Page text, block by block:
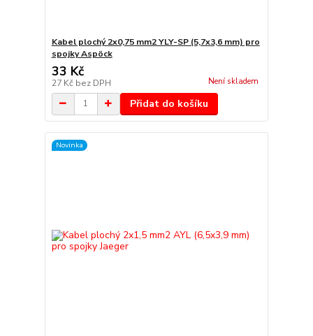
Kabel plochý 2x0,75 mm2 YLY-SP (5,7x3,6 mm) pro
spojky Aspöck
33 Kč
27 Kč bez DPH Není skladem
Přidat do košíku
Novinka